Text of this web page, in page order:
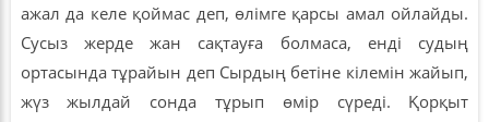
ажал да келе қоймас деп, өлімге қарсы амал ойлайды.
Сусыз жерде жан сақтауға болмаса, енді судың
ортасында тұрайын деп Сырдың бетіне кілемін жайып,
жүз жылдай сонда тұрып өмір сүреді. Қорқыт